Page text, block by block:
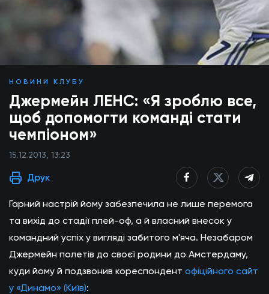
НОВИНИ КЛУБУ
Джермейн ЛЕНС: «Я зроблю все,
щоб допомогти команді стати
чемпіоном»
15.12.2013, 13:23
Друк
Гарний настрій йому забезпечила не лише перемога
та вихід до стадії плей-оф, а й власний внесок у
командний успіх у вигляді забитого м'яча. Незабаром
Джермейн полетів до своєї родини до Амстердаму,
куди йому й подзвонив кореспондент офіційного сайт
у «Динамо» (Київ):